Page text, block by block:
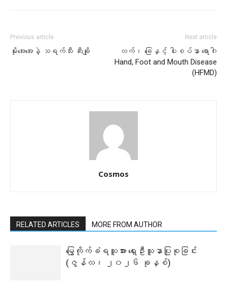
Previous article
မိုးအေးအေးနဲ့ သရက်သီး ဆီးချို
Next article
လက်၊ ခြေနှင့် ပါးစပ်နာ ရောဂါ
Hand, Foot and Mouth Disease
(HFMD)
Cosmos
RELATED ARTICLES MORE FROM AUTHOR
မြွေကိုက်ခံရသူအား ရှေးဦးသူနာပြုစုခြင်း
(ဇွန်လ၊ ၂၀၂၆ ခုနှစ်)